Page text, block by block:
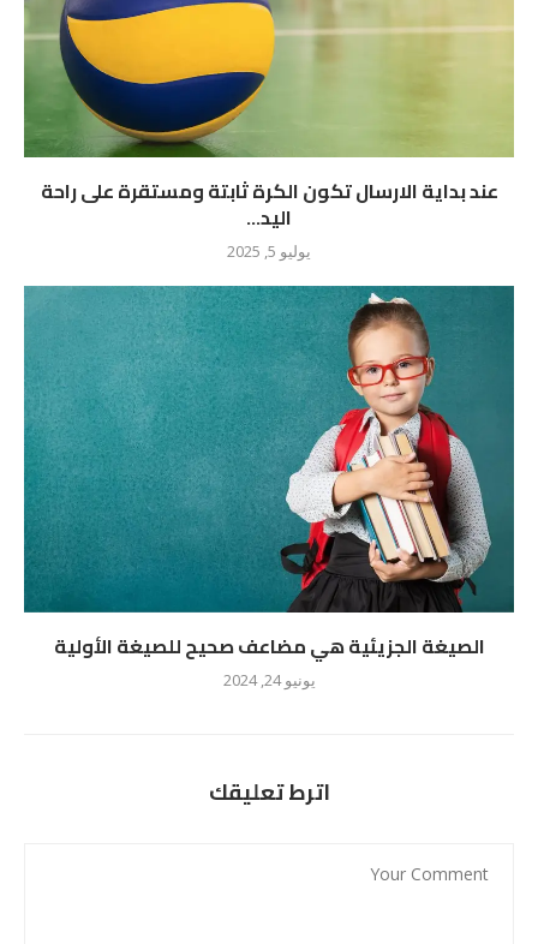
عند بداية الارسال تكون الكرة ثابتة ومستقرة على راحة
اليد...
يوليو 5, 2025
الصيغة الجزيئية هي مضاعف صحيح للصيغة الأولية
يونيو 24, 2024
اترط تعليقك